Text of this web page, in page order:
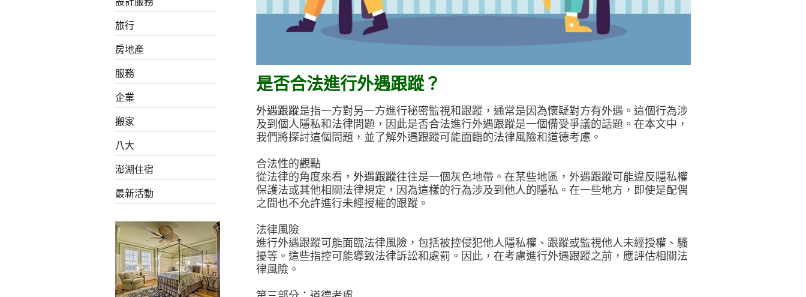
旅行
房地產
服務
企業
搬家
八大
澎湖住宿
最新活動
是否合法進行外遇跟蹤？
外遇跟蹤是指一方對另一方進行秘密監視和跟蹤，通常是因為懷疑對方有外遇。這個行為涉
及到個人隱私和法律問題，因此是否合法進行外遇跟蹤是一個備受爭議的話題。在本文中，
我們將探討這個問題，並了解外遇跟蹤可能面臨的法律風險和道德考慮。
合法性的觀點
從法律的角度來看， 外遇跟蹤往往是一個灰色地帶。在某些地區，外遇跟蹤可能違反隱私權
保護法或其他相關法律規定，因為這樣的行為涉及到他人的隱私。在一些地方，即使是配偶
之間也不允許進行未經授權的跟蹤。
法律風險
進行外遇跟蹤可能面臨法律風險，包括被控侵犯他人隱私權、跟蹤或監視他人未經授權、騷
擾等。這些指控可能導致法律訴訟和處罰。因此，在考慮進行外遇跟蹤之前，應評估相關法
律風險。